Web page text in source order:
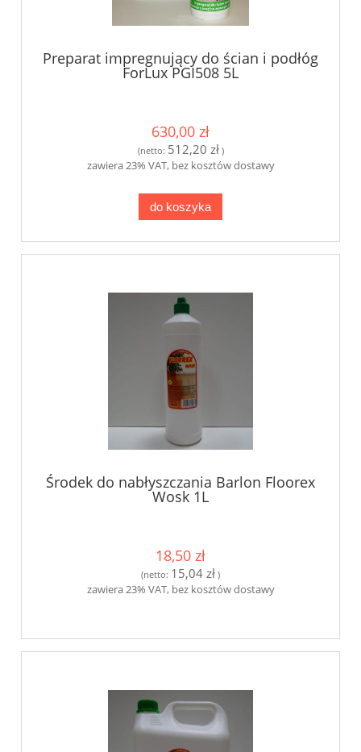
Preparat impregnujący do ścian i podłóg
ForLux PGI508 5L
630,00 zł
(netto: 512,20 zł)
zawiera 23% VAT, bez kosztów dostawy
do koszyka
Środek do nabłyszczania Barlon Floorex
Wosk 1L
18,50 zł
(netto: 15,04 zł )
zawiera 23% VAT, bez kosztów dostawy